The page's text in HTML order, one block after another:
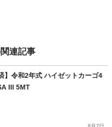
連記事
】令和2年式 ハイゼットカーゴ4
III 5MT